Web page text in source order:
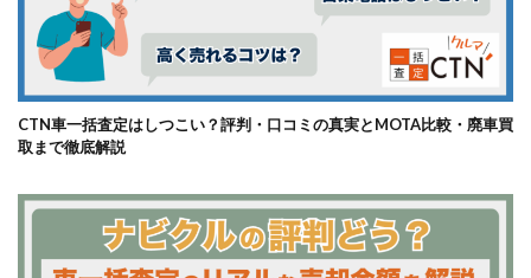
CTN車一括査定はしつこい？評判・口コミの真実とMOTA比較・廃車買
取まで徹底解説